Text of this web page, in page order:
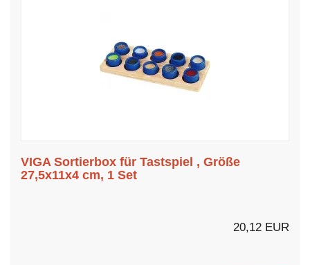
VIGA Sortierbox für Tastspiel , Größe
27,5x11x4 cm, 1 Set
20,12 EUR